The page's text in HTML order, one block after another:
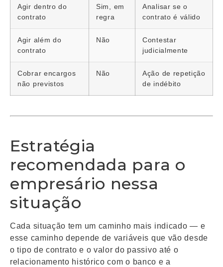
Agir dentro do
contrato
Sim, em
regra
Analisar se o
contrato é válido
Agir além do
contrato
Não
Contestar
judicialmente
Cobrar encargos
não previstos
Não
Ação de repetição
de indébito
Estratégia
recomendada para o
empresário nessa
situação
Cada situação tem um caminho mais indicado — e
esse caminho depende de variáveis que vão desde
o tipo de contrato e o valor do passivo até o
relacionamento histórico com o banco e a